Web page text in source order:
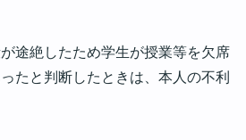
途絶したため学生が授業等を欠席
たと判断したときは、本人の不利